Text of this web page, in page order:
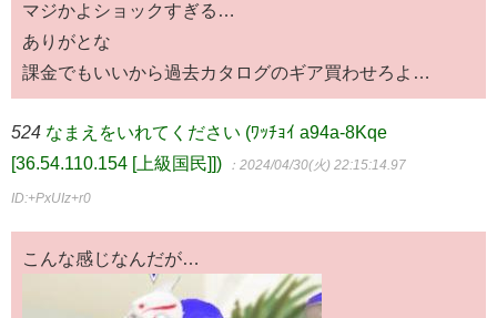
マジかよショックすぎる…
ありがとな
課金でもいいから過去カタログのギア買わせろよ…
524 なまえをいれてください (ﾜｯﾁｮｲ a94a-8Kqe
[36.54.110.154 [上級国民]])
：2024/04/30(火) 22:15:14.97
ID:+PxUIz+r0
こんな感じなんだが…